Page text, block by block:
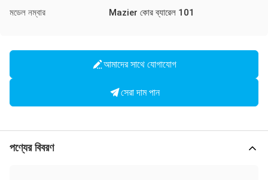
মডেল নম্বার Mazier কোর ব্যারেল 101
আমাদের সাথে যোগাযোগ
সেরা দাম পান
পণ্যের বিবরণ